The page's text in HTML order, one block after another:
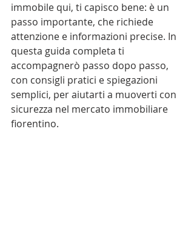
immobile qui, ti capisco bene: è un
passo importante, che richiede
attenzione e informazioni precise. In
questa guida completa ti
accompagnerò passo dopo passo,
con consigli pratici e spiegazioni
semplici, per aiutarti a muoverti con
sicurezza nel mercato immobiliare
fiorentino.